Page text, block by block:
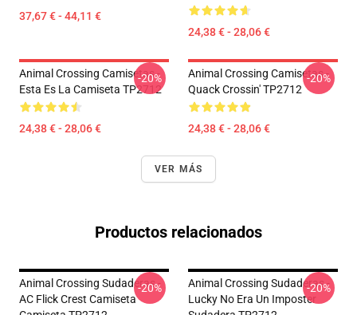
37,67 € - 44,11 €
24,38 € - 28,06 €
Animal Crossing Camisetas -
Esta Es La Camiseta TP2712
24,38 € - 28,06 €
-20%
Animal Crossing Camisetas -
Quack Crossin' TP2712
24,38 € - 28,06 €
-20%
VER MÁS
Productos relacionados
Animal Crossing Sudaderas -
AC Flick Crest Camiseta
-20%
Animal Crossing Sudaderas -
Lucky No Era Un Imposter
-20%